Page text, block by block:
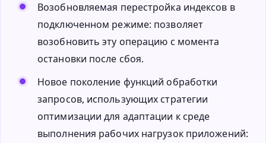
Возобновляемая перестройка индексов в
подключенном режиме: позволяет
возобновить эту операцию с момента
остановки после сбоя.
Новое поколение функций обработки
запросов, использующих стратегии
оптимизации для адаптации к среде
выполнения рабочих нагрузок приложений: